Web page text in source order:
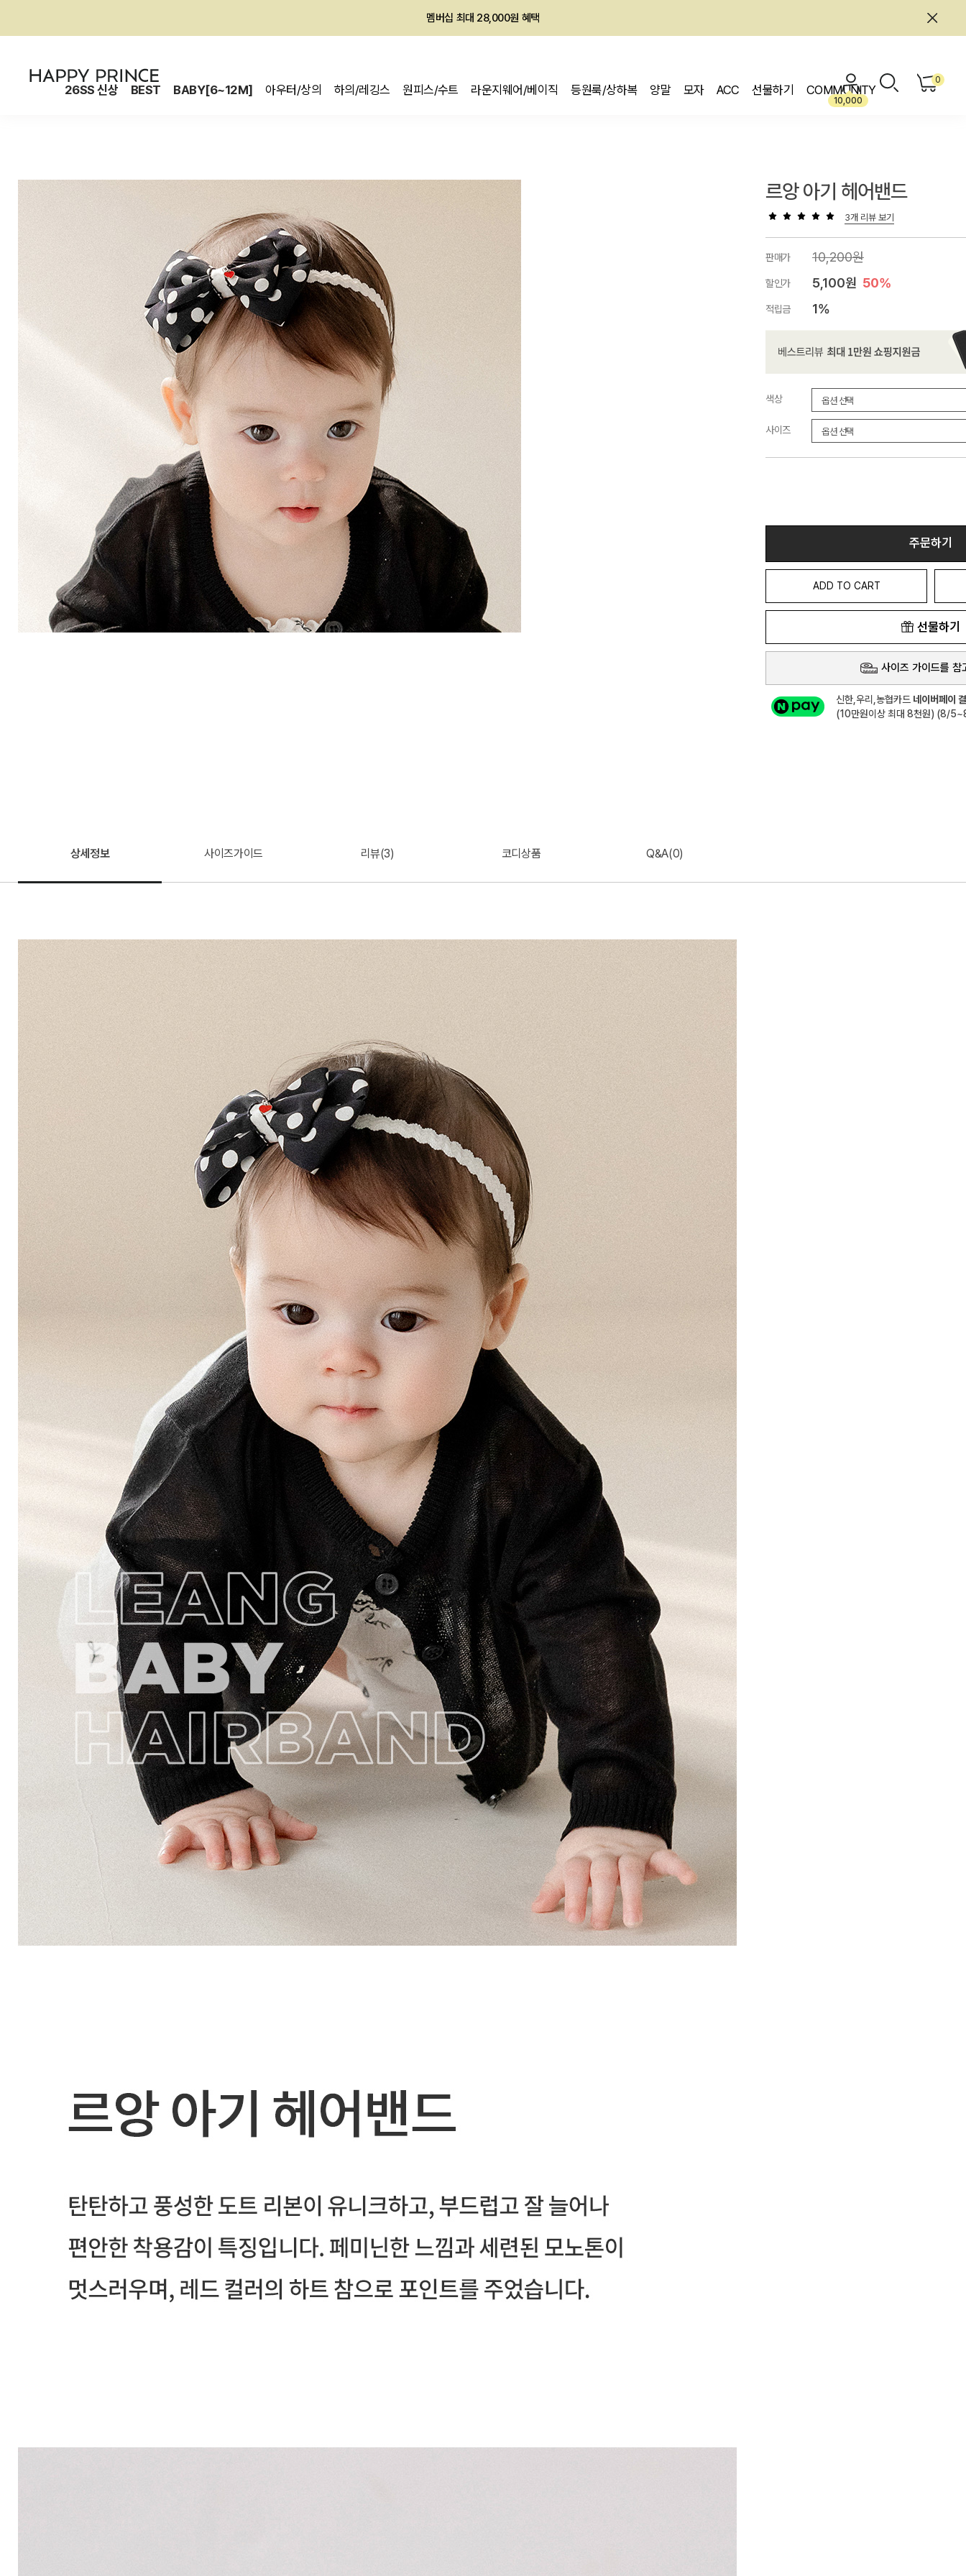
회원전용 아울렛, 가입하면 ~60% 할인!
26SS 신상 BEST BABY[6~12M] 아우터/상의 하의/레깅스 원피스/수트 라운지웨어/베이직 등원룩/상하복 양말 모자 ACC 선물하기 COMMUNITY
10,000
0
르앙 아기 헤어밴드
3개 리뷰 보기
판매가 10,200원
할인가 5,100원 50%
적립금 1%
색상
사이즈
주문하기
ADD TO CART
선물하기
사이즈 가이드를 참
신한,우리,농협카드 네이버페이
(10만원이상 최대 8천원) (8/
상세정보 사이즈가이드 리뷰(3) 코디상품 Q&A(0)